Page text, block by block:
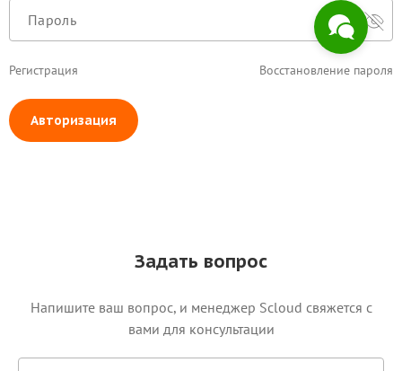
Регистрация Восстановление пароля
Авторизация
Задать вопрос
Напишите ваш вопрос, и менеджер Scloud свяжется c
вами для консультации